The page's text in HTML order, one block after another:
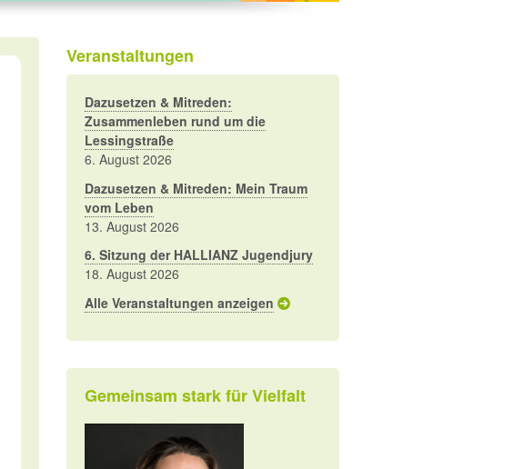
Veranstaltungen
Dazusetzen & Mitreden:
Zusammenleben rund um die
Lessingstraße
6. August 2026
Dazusetzen & Mitreden: Mein Traum
vom Leben
13. August 2026
6. Sitzung der HALLIANZ Jugendjury
18. August 2026
Alle Veranstaltungen anzeigen
Gemeinsam stark für Vielfalt